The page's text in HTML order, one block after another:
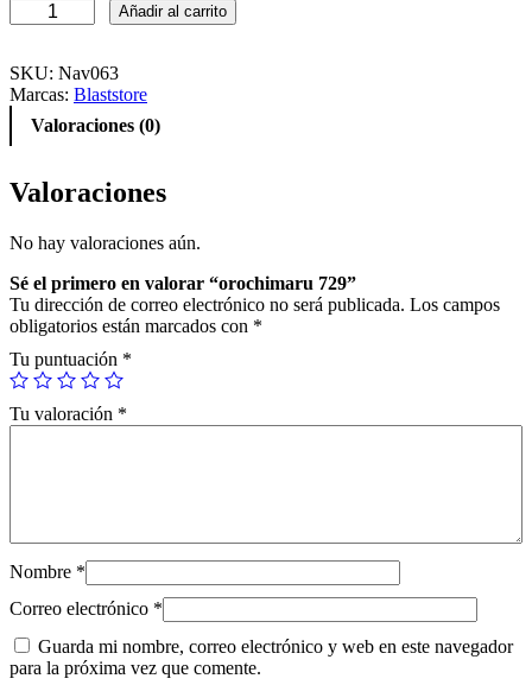
r
c
h
r
u
2
c
a
n
t
i
d
a
Añadir al carrito
SKU: Nav063
Marcas: Blaststore
Valoraciones (0)
Valoraciones
No hay valoraciones aún.
Sé el primero en valorar “orochimaru 729”
Tu dirección de correo electrónico no será publicada. Los campos
obligatorios están marcados con *
Tu puntuación *
Tu valoración *
Nombre *
Correo electrónico *
Guarda mi nombre, correo electrónico y web en este navegador
para la próxima vez que comente.